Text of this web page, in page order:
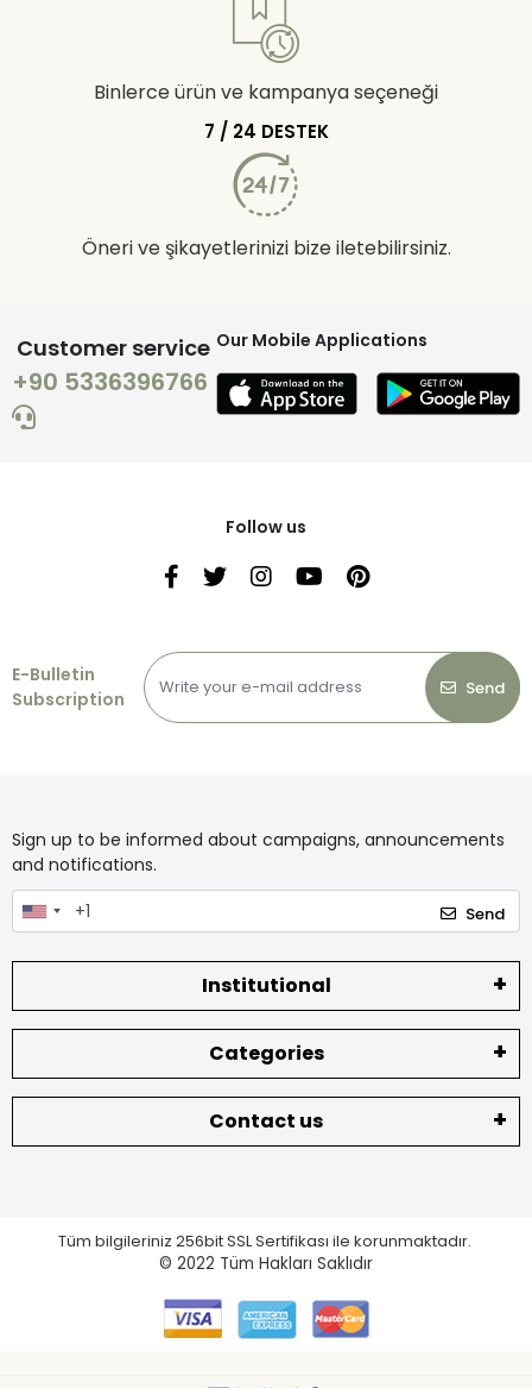
Binlerce ürün ve kampanya seçeneği
7 / 24 DESTEK
Öneri ve şikayetlerinizi bize iletebilirsiniz.
Customer service
+90 5336396766
Our Mobile Applications
Follow us
E-Bulletin
Subscription
Send
Sign up to be informed about campaigns, announcements
and notifications.
Send
Institutional
Categories
Contact us
Tüm bilgileriniz 256bit SSL Sertifikası ile korunmaktadır.
© 2022 Tüm Hakları Saklıdır